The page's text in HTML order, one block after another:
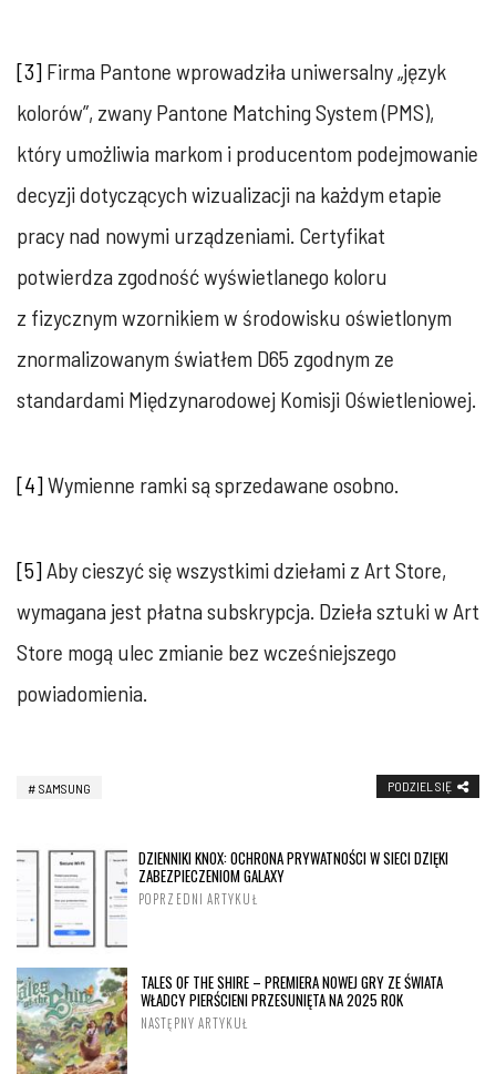
[3] Firma Pantone wprowadziła uniwersalny „język
kolorów”, zwany Pantone Matching System (PMS),
który umożliwia markom i producentom podejmowanie
decyzji dotyczących wizualizacji na każdym etapie
pracy nad nowymi urządzeniami. Certyfikat
potwierdza zgodność wyświetlanego koloru
z fizycznym wzornikiem w środowisku oświetlonym
znormalizowanym światłem D65 zgodnym ze
standardami Międzynarodowej Komisji Oświetleniowej.
[4]Wymienne ramki są sprzedawane osobno.
[5] Aby cieszyć się wszystkimi dziełami z Art Store,
wymagana jest płatna subskrypcja. Dzieła sztuki w Art
Store mogą ulec zmianie bez wcześniejszego
powiadomienia.
SAMSUNG PODZIEL SIĘ
DZIENNIKI KNOX: OCHRONA PRYWATNOŚCI W SIECI DZIĘKI
ZABEZPIECZENIOM GALAXY
POPRZEDNI ARTYKUŁ
TALES OF THE SHIRE – PREMIERA NOWEJ GRY ZE ŚWIATA
WŁADCY PIERŚCIENI PRZESUNIĘTA NA 2025 ROK
NASTĘPNY ARTYKUŁ